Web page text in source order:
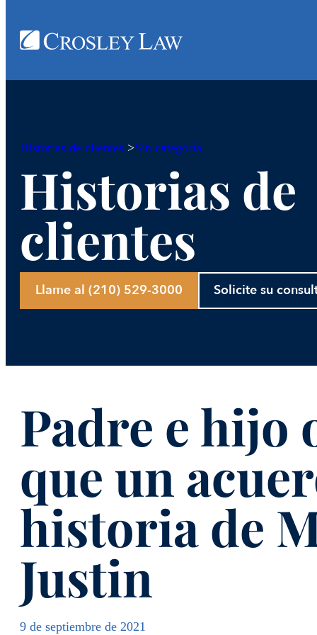
Historias de clientes >Sin categoría
Historias de
clientes
Llame al (210) 529-3000 Solicite su
Padre e hijo
que un
historia de
Justin
9 de septiembre de 2021